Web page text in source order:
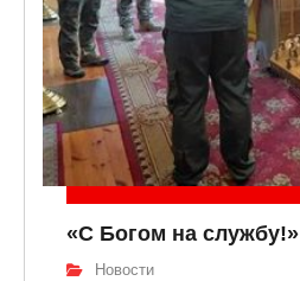
«С Богом на службу!»
Новости